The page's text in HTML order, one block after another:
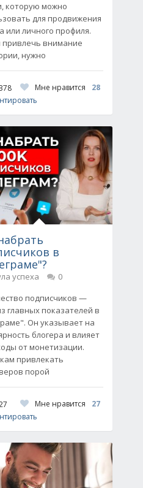
которую можно
для продвижения
или личного профиля.
внимание
нужно
Мне нравится
28
в
успеха
0
подписчиков —
главных показателей в
Он указывает на
блогера и влияет
от монетизации.
привлекать
порой
Мне нравится
27